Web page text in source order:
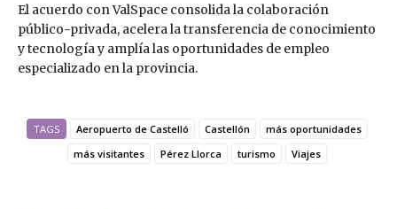
El acuerdo con ValSpace consolida la colaboración
público-privada, acelera la transferencia de conocimiento
y tecnología y amplía las oportunidades de empleo
especializado en la provincia.
TAGS Aeropuerto de Castelló Castellón
más oportunidades
más visitantes
Pérez Llorca turismo Viajes